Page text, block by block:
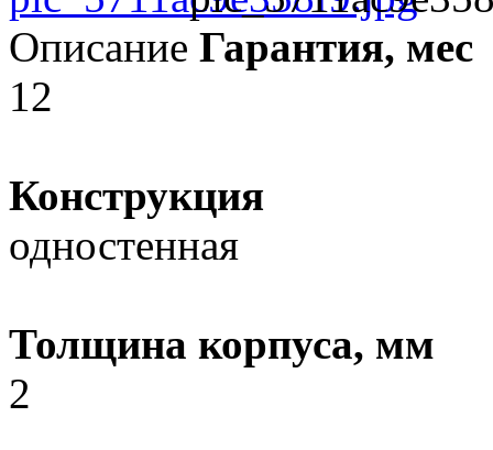
Описание Гарантия, мес
12
Конструкция
одностенная
Толщина корпуса, мм
2